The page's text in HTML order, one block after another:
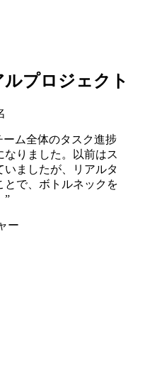
プロジェクト
ーム全体のタスク進捗
りました。以前はス
ましたが、リアルタ
とで、ボトルネックを
”
ー